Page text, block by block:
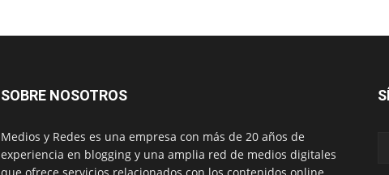
SOBRE NOSOTROS
Medios y Redes es una empresa con más de 20 años de
experiencia en blogging y una amplia red de medios digitales